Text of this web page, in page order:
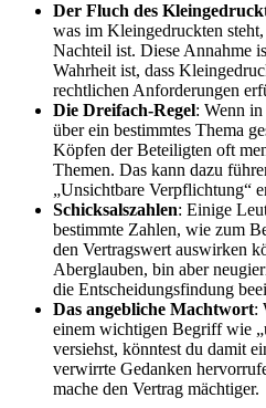
Der Fluch des
was im Kleingedruckten
Nachteil ist. Diese Annahme
Wahrheit ist, dass
rechtlichen Anforderungen
Die Dreifach-Regel: Wenn
über ein bestimmtes Thema
Köpfen der Beteiligten oft
Themen. Das kann dazu
„Unsichtbare Verpflichtung“
Schicksalszahlen: Einige
bestimmte Zahlen, wie zum
den Vertragswert auswirken
Aberglauben, bin aber
die Entscheidungsfindung
Das angebliche Machtwort:
einem wichtigen Begriff wie
versiehst, könntest du damit
verwirrte Gedanken
mache den Vertrag mächtiger.